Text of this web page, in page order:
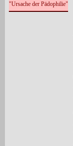
"Ursache der Pädophilie"